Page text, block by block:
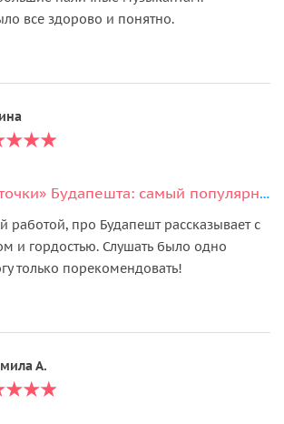
все здорово и понятно.
«Визитные карточки» Будапешта: самый популярный пешеходный тур
работой, про Будапешт рассказывает с
и гордостью. Слушать было одно
только порекомендовать!
А.